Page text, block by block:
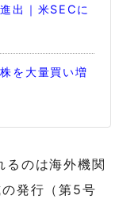
出｜米SECに
を大量買い増
るのは海外機関
発行（第5号